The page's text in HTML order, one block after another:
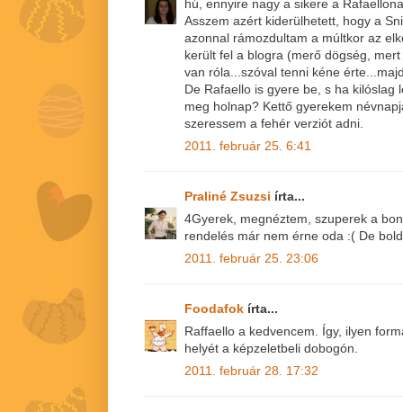
hú, ennyire nagy a sikere a
Asszem azért kiderülhetett, hogy a
azonnal rámozdultam a múltkor az
került fel a blogra (merő dögség,
van róla...szóval tenni kéne
De Rafaello is gyere be, s ha kilóslag
meg holnap? Kettő gyerekem
szeressem a fehér verziót adni.
2011. február 25. 6:41
Praliné Zsuzsi írta...
4Gyerek, megnéztem, szuperek a
rendelés már nem érne oda :( De
2011. február 25. 23:06
Foodafok írta...
Raffaello a kedvencem. Így, ilyen
helyét a képzeletbeli dobogón.
2011. február 28. 17:32